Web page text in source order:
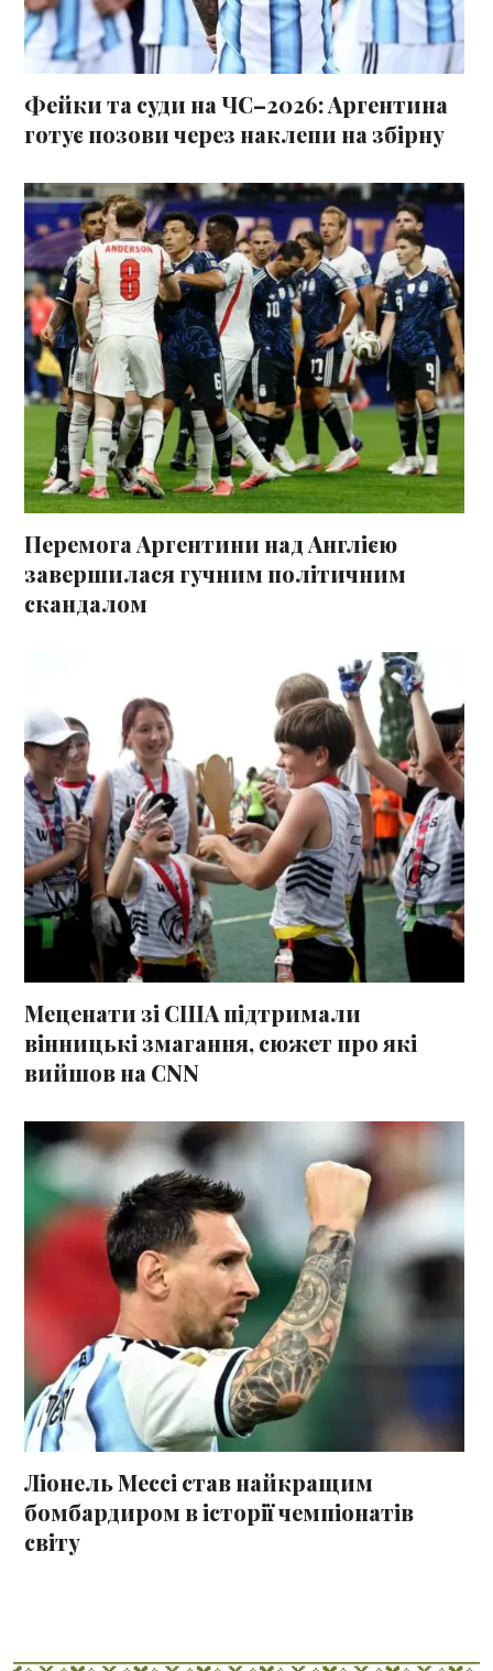
Фейки та суди на ЧС–2026: Аргентина
готує позови через наклепи на збірну
Перемога Аргентини над Англією
завершилася гучним політичним
скандалом
Меценати зі США підтримали
вінницькі змагання, сюжет про які
вийшов на CNN
Ліонель Мессі став найкращим
бомбардиром в історії чемпіонатів
світу